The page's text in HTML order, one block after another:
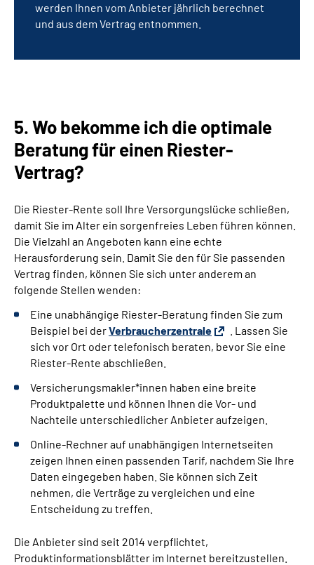
werden Ihnen vom Anbieter jährlich berechnet
und aus dem Vertrag entnommen.
5. Wo bekomme ich die optimale
Beratung für einen Riester-
Vertrag?
Die Riester-Rente soll Ihre Versorgungslücke schließen,
damit Sie im Alter ein sorgenfreies Leben führen können.
Die Vielzahl an Angeboten kann eine echte
Herausforderung sein. Damit Sie den für Sie passenden
Vertrag finden, können Sie sich unter anderem an
folgende Stellen wenden:
Eine unabhängige Riester-Beratung finden Sie zum
Beispiel bei derVerbraucherzentrale
. Lassen Sie
sich vor Ort oder telefonisch beraten, bevor Sie eine
Riester-Rente abschließen.
Versicherungsmakler*innen haben eine breite
Produktpalette und können Ihnen die Vor- und
Nachteile unterschiedlicher Anbieter aufzeigen.
Online-Rechner auf unabhängigen Internetseiten
zeigen Ihnen einen passenden Tarif, nachdem Sie Ihre
Daten eingegeben haben. Sie können sich Zeit
nehmen, die Verträge zu vergleichen und eine
Entscheidung zu treffen.
Die Anbieter sind seit 2014 verpflichtet,
Produktinformationsblätter im Internet bereitzustellen.